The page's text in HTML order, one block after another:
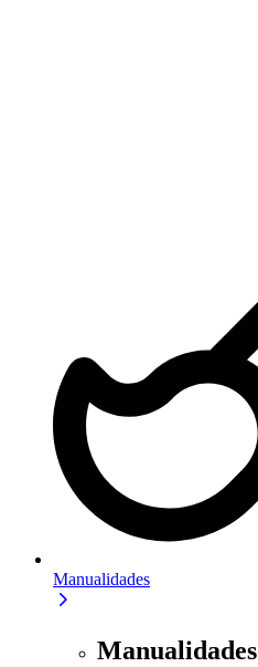
Manualidades
Manualidades